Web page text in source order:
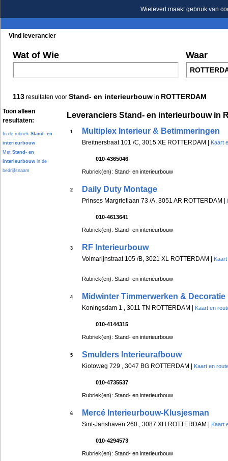
Wielevert maakt gebruik van
Vind leverancier
Wat of Wie Waar
113 resultaten voor Stand- en interieurbouw in ROTTERDAM
Toon alleen
resultaten:
In de rubriek Stand- en
interieurbouw
Met Stand- en
interieurbouw in de
bedrijfsnaam
Leveranciers Stand- en interieurbouw in
1 Multiplex Interieur & Betimmeringen
Breitnerstraat 101 /C, 3015 XE ROTTERDAM | Kaart
010-4365046
Rubriek(en): Stand- en interieurbouw
2 Daily Duty Montage
Prinses Margrietlaan 73 /A, 3051 AR ROTTERDAM |
010-4613641
Rubriek(en): Stand- en interieurbouw
3 RF Interieurbouw
Volmarijnstraat 105 /B, 3021 XL ROTTERDAM |
Rubriek(en): Stand- en interieurbouw
4 Midwinter Timmerwerken & Decoratie
Koningsdam 1 , 3011 TN ROTTERDAM | Kaart en
010-4144315
Rubriek(en): Stand- en interieurbouw
5 Smulders Interieurafbouw
Kiotoweg 729 , 3047 BG ROTTERDAM | Kaart en
010-4735537
Rubriek(en): Stand- en interieurbouw
6 Mercé Interieurbouw-Klusjesman
Sint-Janshaven 260 , 3087 XH ROTTERDAM | Kaart
010-4294573
Rubriek(en): Stand- en interieurbouw